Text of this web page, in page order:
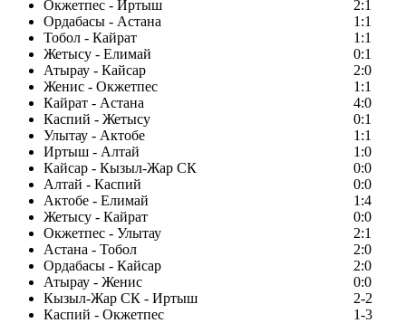
Окжетпес - Иртыш
2:1
Ордабасы - Астана
1:1
Тобол - Кайрат
1:1
Жетысу - Елимай
0:1
Атырау - Кайсар
2:0
Женис - Окжетпес
1:1
Кайрат - Астана
4:0
Каспий - Жетысу
0:1
Улытау - Актобе
1:1
Иртыш - Алтай
1:0
Кайсар - Кызыл-Жар СК
0:0
Алтай - Каспий
0:0
Актобе - Елимай
1:4
Жетысу - Кайрат
0:0
Окжетпес - Улытау
2:1
Астана - Тобол
2:0
Ордабасы - Кайсар
2:0
Атырау - Женис
0:0
Кызыл-Жар СК - Иртыш
2-2
Каспий - Окжетпес
1-3